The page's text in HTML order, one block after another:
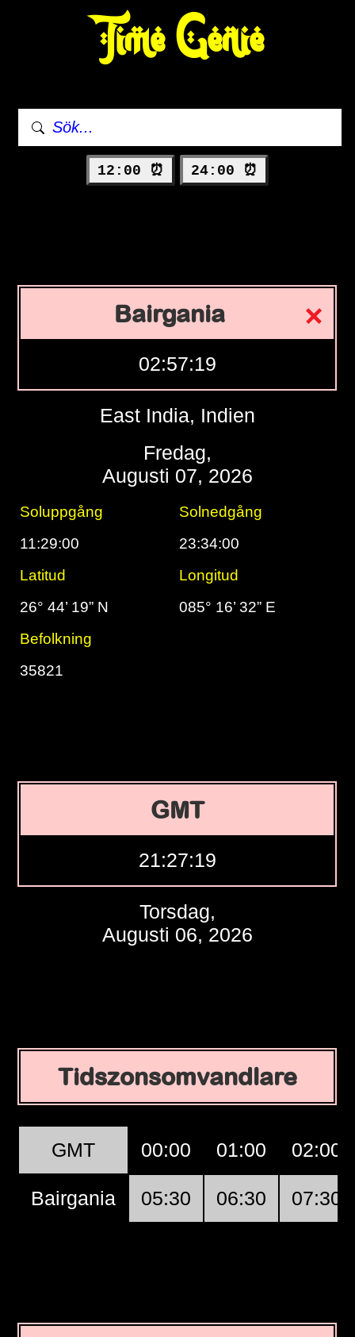
Time Genie
12:00 ⏰ 24:00 ⏰
Bairgania
02:57:20
East India, Indien
Fredag,
Augusti 07, 2026
Soluppgång
Solnedgång
11:29:00
23:34:00
Latitud
Longitud
26° 44’ 19” N
085° 16’ 32” E
Befolkning
35821
GMT
21:27:20
Torsdag,
Augusti 06, 2026
Tidszonsomvandlare
GMT 00:00 01:00 02:00
Bairgania 05:30 06:30 07:30